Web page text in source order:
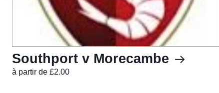
Southport v Morecambe
à partir de £2.00